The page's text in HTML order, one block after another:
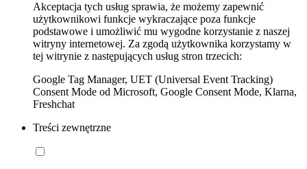
Akceptacja tych usług sprawia, że możemy zapewnić
użytkownikowi funkcje wykraczające poza funkcje
podstawowe i umożliwić mu wygodne korzystanie z naszej
witryny internetowej. Za zgodą użytkownika korzystamy w
tej witrynie z następujących usług stron trzecich:
Google Tag Manager, UET (Universal Event Tracking)
Consent Mode od Microsoft, Google Consent Mode, Klarna,
Freshchat
Treści zewnętrzne